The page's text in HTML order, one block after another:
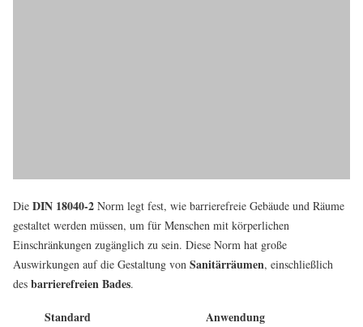
Die DIN 18040-2 Norm legt fest, wie barrierefreie Gebäude und Räume
gestaltet werden müssen, um für Menschen mit körperlichen
Einschränkungen zugänglich zu sein. Diese Norm hat große
Auswirkungen auf die Gestaltung von Sanitärräumen, einschließlich
des barrierefreien Bades.
Standard
Anwendung